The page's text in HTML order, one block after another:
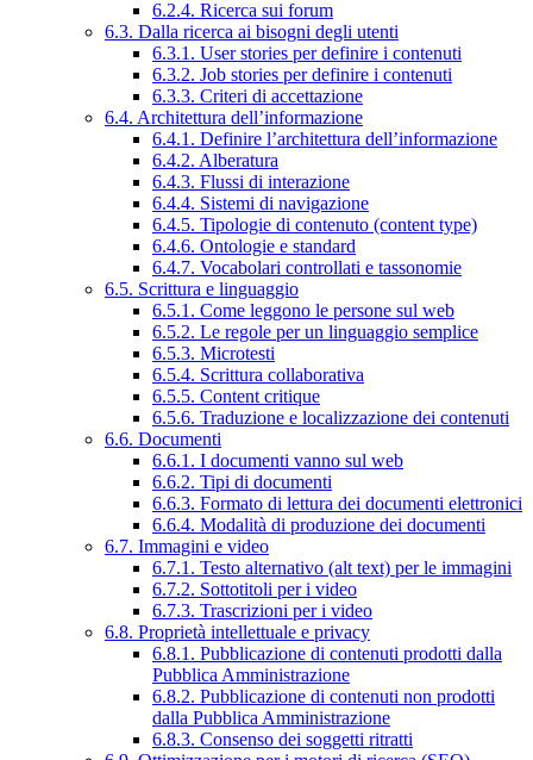
6.2.4. Ricerca sui forum
6.3. Dalla ricerca ai bisogni degli utenti
6.3.1. User stories per definire i contenuti
6.3.2. Job stories per definire i contenuti
6.3.3. Criteri di accettazione
6.4. Architettura dell’informazione
6.4.1. Definire l’architettura dell’informazione
6.4.2. Alberatura
6.4.3. Flussi di interazione
6.4.4. Sistemi di navigazione
6.4.5. Tipologie di contenuto (content type)
6.4.6. Ontologie e standard
6.4.7. Vocabolari controllati e tassonomie
6.5. Scrittura e linguaggio
6.5.1. Come leggono le persone sul web
6.5.2. Le regole per un linguaggio semplice
6.5.3. Microtesti
6.5.4. Scrittura collaborativa
6.5.5. Content critique
6.5.6. Traduzione e localizzazione dei contenuti
6.6. Documenti
6.6.1. I documenti vanno sul web
6.6.2. Tipi di documenti
6.6.3. Formato di lettura dei documenti elettronici
6.6.4. Modalità di produzione dei documenti
6.7. Immagini e video
6.7.1. Testo alternativo (alt text) per le immagini
6.7.2. Sottotitoli per i video
6.7.3. Trascrizioni per i video
6.8. Proprietà intellettuale e privacy
6.8.1. Pubblicazione di contenuti prodotti dalla
Pubblica Amministrazione
6.8.2. Pubblicazione di contenuti non prodotti
dalla Pubblica Amministrazione
6.8.3. Consenso dei soggetti ritratti